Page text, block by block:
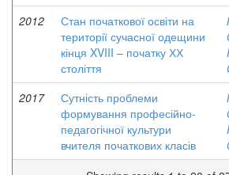
2012
Стан початкової освіти на
території сучасної одещини
кінця XVIII – початку ХХ
століття
2017
Сутність проблеми
формування професійно-
педагогічної культури
вчителя початкових класів